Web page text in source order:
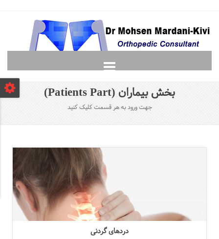
بخش بیماران (Patients Part)
جهت ورود به هر قسمت کلیک کنید
دردهای گردنی